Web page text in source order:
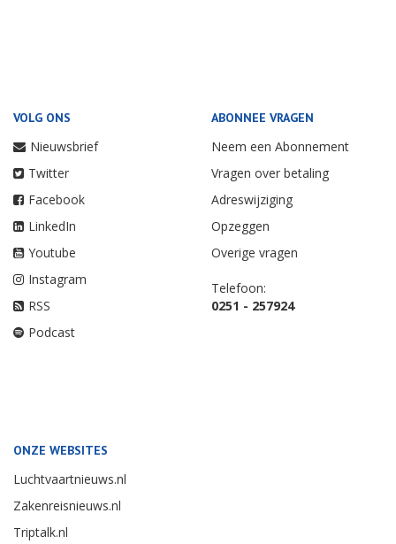
VOLG ONS
Nieuwsbrief
Twitter
Facebook
LinkedIn
Youtube
Instagram
RSS
Podcast
ABONNEE VRAGEN
Neem een Abonnement
Vragen over betaling
Adreswijziging
Opzeggen
Overige vragen
Telefoon:
0251 - 257924
ONZE WEBSITES
Luchtvaartnieuws.nl
Zakenreisnieuws.nl
Triptalk.nl